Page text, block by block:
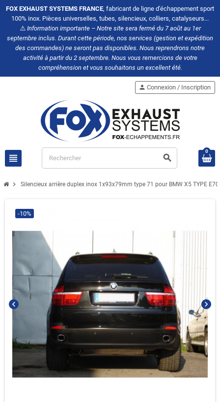
FOX EXHAUST SYSTEMS FRANCE, fabricant de ligne d'échappement sport
100% inox. Pièces universelles, tubes, silencieux, colliers, catalyseurs...
⚠️Information importante – Notre site sera fermé du 7 août au 1er
septembre inclus. Durant cette période, nos services (gestion et expédition
des commandes) ne seront pas disponibles. Nous reprendrons notre
activité à partir du 2 septembre. Nous vous remercions de votre
compréhension et vous souhaitons un excellent été.
view_headline search
person Connexion / Inscription
0
chevron_right Silencieux arrière duplex inox 1x93x79mm type 71 pour BMW X5 TYPE E70
chevron_left chevron_right
-10%